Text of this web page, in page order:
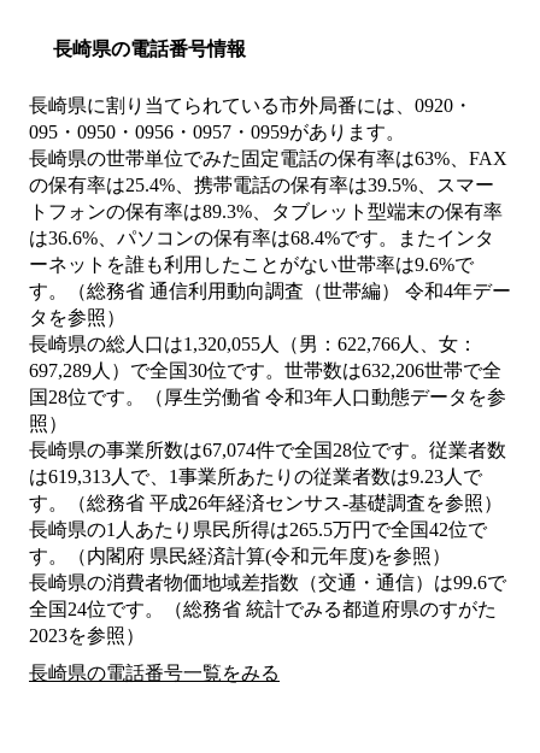
長崎県の電話番号情報
長崎県に割り当てられている市外局番には、0920・
095・0950・0956・0957・0959があります。
長崎県の世帯単位でみた固定電話の保有率は63%、FAX
の保有率は25.4%、携帯電話の保有率は39.5%、スマー
トフォンの保有率は89.3%、タブレット型端末の保有率
は36.6%、パソコンの保有率は68.4%です。またインタ
ーネットを誰も利用したことがない世帯率は9.6%で
す。（総務省 通信利用動向調査（世帯編） 令和4年デー
タを参照）
長崎県の総人口は1,320,055人（男：622,766人、女：
697,289人）で全国30位です。世帯数は632,206世帯で全
国28位です。（厚生労働省 令和3年人口動態データを参
照）
長崎県の事業所数は67,074件で全国28位です。従業者数
は619,313人で、1事業所あたりの従業者数は9.23人で
す。（総務省 平成26年経済センサス‐基礎調査を参照）
長崎県の1人あたり県民所得は265.5万円で全国42位で
す。（内閣府 県民経済計算(令和元年度)を参照）
長崎県の消費者物価地域差指数（交通・通信）は99.6で
全国24位です。（総務省 統計でみる都道府県のすがた
2023を参照）
長崎県の電話番号一覧をみる